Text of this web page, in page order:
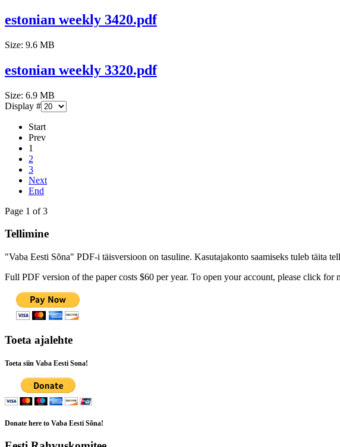
estonian weekly 3420.pdf
Size: 9.6 MB
estonian weekly 3320.pdf
Size: 6.9 MB
Display #
Start
Prev
1
2
3
Next
End
Page 1 of 3
Tellimine
"Vaba Eesti Sõna" PDF-i täisversioon on tasuline. Kasutajakonto saamiseks tuleb täita
Full PDF version of the paper costs $60 per year. To open your account, please click for
Toeta ajalehte
Toeta siin Vaba Eesti Sona!
Donate here to Vaba Eesti Sõna!